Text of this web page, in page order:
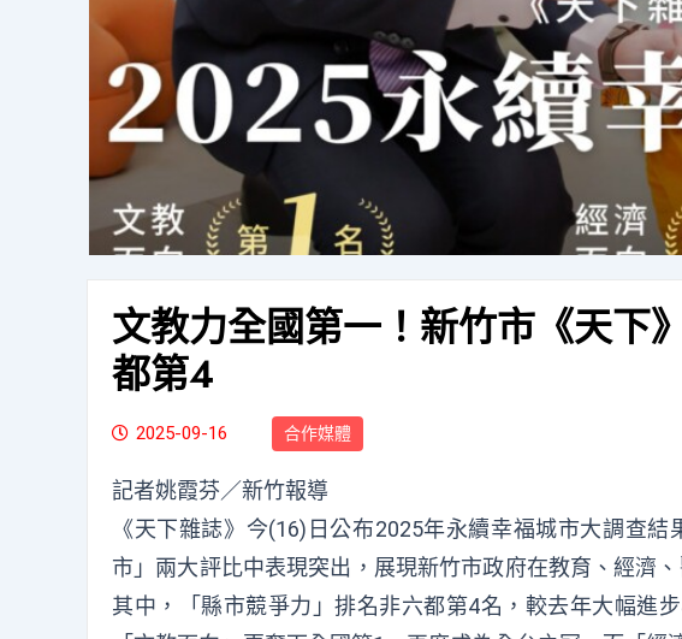
文教力全國第一！新竹市《天下
都第4
2025-09-16 合作媒體
記者姚霞芬／新竹報導
《天下雜誌》今(16)日公布2025年永續幸福城市大調查
市」兩大評比中表現突出，展現新竹市政府在教育、經濟
其中，「縣市競爭力」排名非六都第4名，較去年大幅進